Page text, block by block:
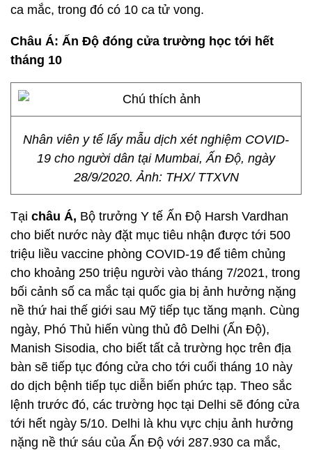
ca mắc, trong đó có 10 ca tử vong.
Châu Á: Ấn Độ đóng cửa trường học tới hết
tháng 10
Nhân viên y tế lấy mẫu dịch xét nghiệm COVID-
19 cho người dân tại Mumbai, Ấn Độ, ngày
28/9/2020. Ảnh: THX/ TTXVN
Tại châu Á, Bộ trưởng Y tế Ấn Độ Harsh Vardhan
cho biết nước này đặt mục tiêu nhận được tới 500
triệu liều vaccine phòng COVID-19 để tiêm chủng
cho khoảng 250 triệu người vào tháng 7/2021, trong
bối cảnh số ca mắc tại quốc gia bị ảnh hưởng nặng
nề thứ hai thế giới sau Mỹ tiếp tục tăng mạnh. Cùng
ngày, Phó Thủ hiến vùng thủ đô Delhi (Ấn Độ),
Manish Sisodia, cho biết tất cả trường học trên địa
bàn sẽ tiếp tục đóng cửa cho tới cuối tháng 10 này
do dịch bệnh tiếp tục diễn biến phức tạp. Theo sắc
lệnh trước đó, các trường học tại Delhi sẽ đóng cửa
tới hết ngày 5/10. Delhi là khu vực chịu ảnh hưởng
nặng nề thứ sáu của Ấn Độ với 287.930 ca mắc,